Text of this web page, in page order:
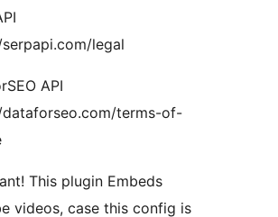
legal
API
terms-of-
This plugin Embeds
videos, case this config is